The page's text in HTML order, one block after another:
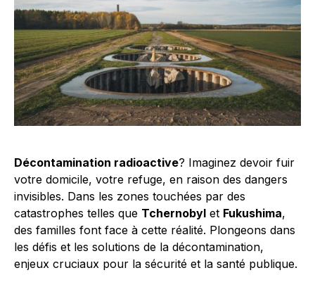
Décontamination radioactive? Imaginez devoir fuir
votre domicile, votre refuge, en raison des dangers
invisibles. Dans les zones touchées par des
catastrophes telles que Tchernobyl et Fukushima,
des familles font face à cette réalité. Plongeons dans
les défis et les solutions de la décontamination,
enjeux cruciaux pour la sécurité et la santé publique.